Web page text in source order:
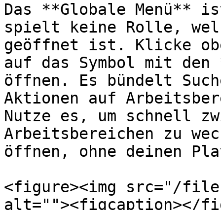
Das **Globale Menü**
spielt keine Rolle,
geöffnet ist. Klicke
auf das Symbol mit
öffnen. Es bündelt
Aktionen auf
Nutze es, um schnell
Arbeitsbereichen zu
öffnen, ohne deinen
<figure><img src="/files/
alt=""><figcaption></